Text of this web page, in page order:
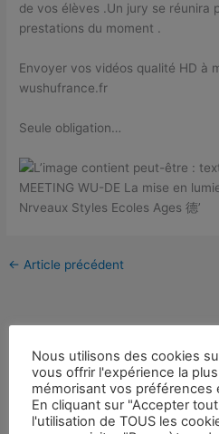
de vos élèves .Un jury se réunira
prestations du moment .
Envoyer vos vidéos qualité HD à
wushufrance.fr
Seule obligation…
← Article précédent
Évènements
Nous utilisons des cookies
vous offrir l'expérience la
mémorisant vos préférences
En cliquant sur "Accepter
l'utilisation de TOUS les